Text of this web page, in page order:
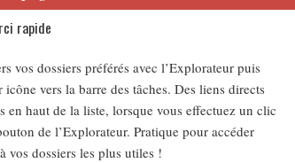
rapide
vos dossiers préférés avec l’Explorateur puis
icône vers la barre des tâches. Des liens directs
en haut de la liste, lorsque vous effectuez un clic
de l’Explorateur. Pratique pour accéder
vos dossiers les plus utiles !